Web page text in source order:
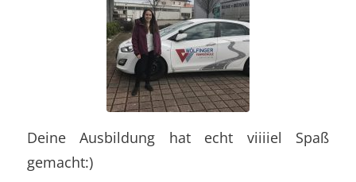
Deine Ausbildung hat echt viiiiel Spaß
gemacht:)